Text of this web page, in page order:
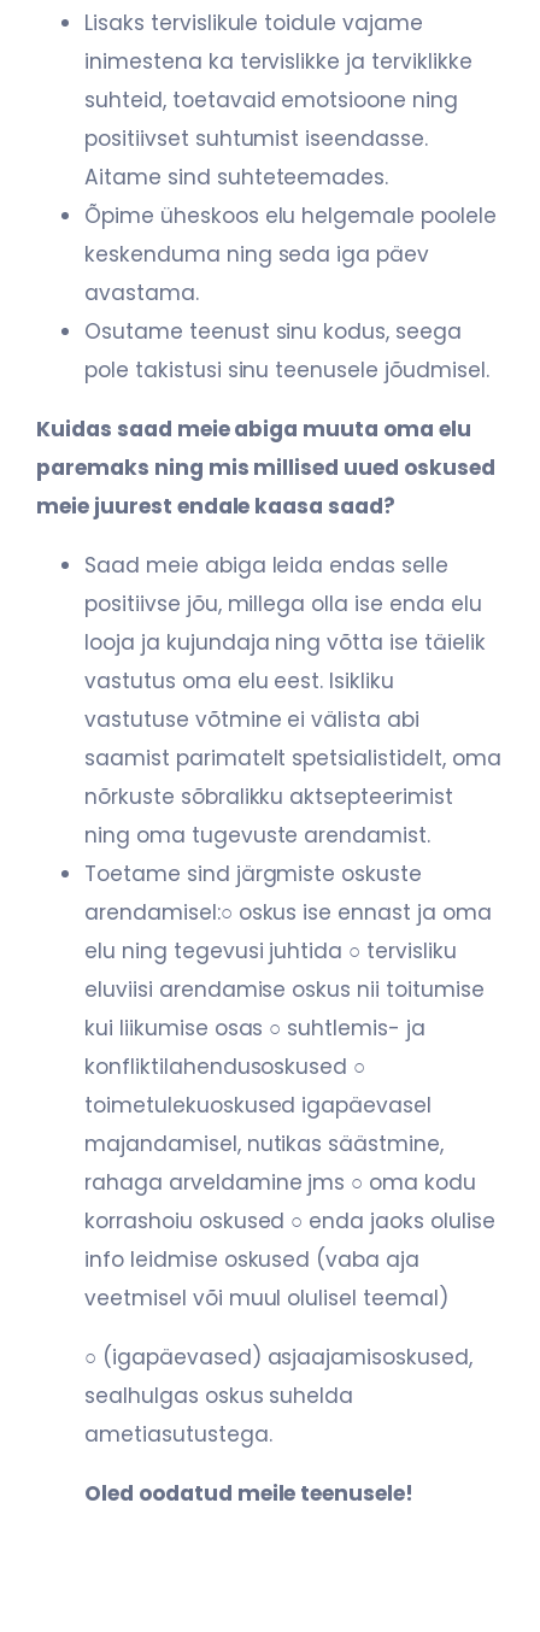
Lisaks tervislikule toidule vajame
inimestena ka tervislikke ja terviklikke
suhteid, toetavaid emotsioone ning
positiivset suhtumist iseendasse.
Aitame sind suhteteemades.
Õpime üheskoos elu helgemale poolele
keskenduma ning seda iga päev
avastama.
Osutame teenust sinu kodus, seega
pole takistusi sinu teenusele jõudmisel.
Kuidas saad meie abiga muuta oma elu
paremaks ning mis millised uued oskused
meiejuurest endale kaasa saad?
Saad meie abiga leida endas selle
positiivse jõu, millega olla ise enda elu
looja ja kujundaja ning võtta ise täielik
vastutus oma elu eest. Isikliku
vastutuse võtmine ei välista abi
saamist parimatelt spetsialistidelt, oma
nõrkuste sõbralikku aktsepteerimist
ning oma tugevuste arendamist.
Toetame sind järgmiste oskuste
arendamisel:○ oskus ise ennast ja oma
elu ning tegevusi juhtida ○ tervisliku
eluviisi arendamise oskus nii toitumise
kui liikumise osas ○ suhtlemis- ja
konfliktilahendusoskused ○
toimetulekuoskused igapäevasel
majandamisel, nutikas säästmine,
rahaga arveldamine jms ○ oma kodu
korrashoiu oskused ○ enda jaoks olulise
info leidmise oskused (vaba aja
veetmisel või muul olulisel teemal)
○ (igapäevased) asjaajamisoskused,
sealhulgas oskus suhelda
ametiasutustega.
Oled oodatud meile teenusele!